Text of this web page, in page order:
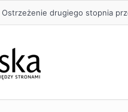
Ostrzeżenie drugiego stopnia